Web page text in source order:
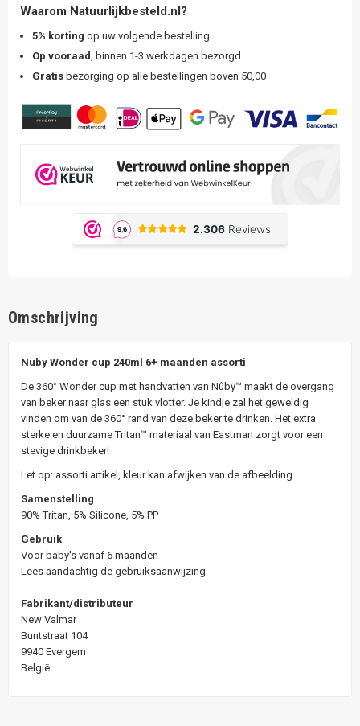
Waarom Natuurlijkbesteld.nl?
5% korting op uw volgende bestelling
Op vooraad
, binnen 1-3 werkdagen bezorgd
Gratis bezorging op alle bestellingen boven 50,00
Omschrijving
Nuby Wonder cup 240ml 6+ maanden assorti
De 360° Wonder cup met handvatten van Nûby™ maakt de overgang
van beker naar glas een stuk vlotter. Je kindje zal het geweldig
vinden om van de 360° rand van deze beker te drinken. Het extra
sterke en duurzame Tritan™ materiaal van Eastman zorgt voor een
stevige drinkbeker!
Let op: assorti artikel, kleur kan afwijken van de afbeelding.
Samenstelling
90% Tritan, 5% Silicone, 5% PP
Gebruik
Voor baby's vanaf 6 maanden
Lees aandachtig de gebruiksaanwijzing
Fabrikant/distributeur
New Valmar
Buntstraat 104
9940 Evergem
België